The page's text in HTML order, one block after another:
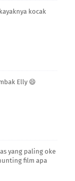
kocak
Elly 😄
yang paling oke
film apa